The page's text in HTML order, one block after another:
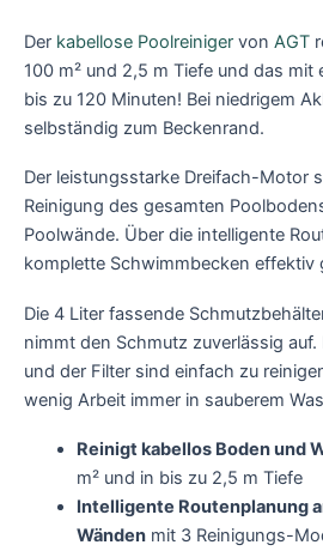
Der kabellose Poolreiniger von AGT
100 m² und 2,5 m Tiefe und das mit
bis zu 120 Minuten! Bei niedrigem
selbständig zum Beckenrand.
Der leistungsstarke Dreifach-Motor
Reinigung des gesamten
Poolwände. Über die intelligente
komplette Schwimmbecken effektiv
Die 4 Liter fassende
nimmt den Schmutz zuverlässig
und der Filter sind einfach zu
wenig Arbeit immer in sauberem
Reinigt kabellos Boden und
m² und in bis zu 2,5 m Tiefe
Intelligente Routenplanung
Wändenmit 3 Reinigungs-